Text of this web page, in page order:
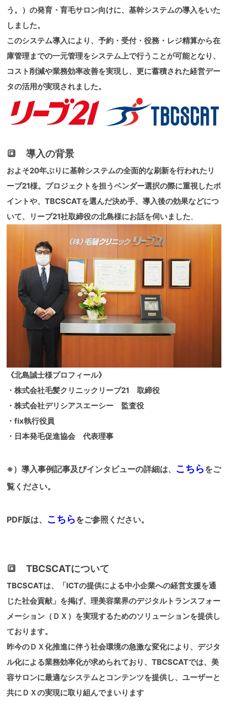
う。）の発育・育毛サロン向けに、基幹システムの導入をいた
しました。
このシステム導入により、予約・受付・役務・レジ精算から在
庫管理までの一元管理をシステム上で行うことが可能となり、
コスト削減や業務効率改善を実現し、更に蓄積された経営デー
タの活用が実現されました。
🔳 導入の背景
およそ20年ぶりに基幹システムの全面的な刷新を行われたリ
ーブ21様。プロジェクトを担うベンダー選択の際に重視したポ
イントや、TBCSCATを選んだ決め手、導入後の効果などにつ
いて、リーブ21社取締役の北島様にお話を伺いました。
《北島誠士様プロフィール》
・株式会社毛髪クリニックリーブ21 取締役
・株式会社デリシアスエーシー 監査役
・fix執行役員
・日本発毛促進協会 代表理事
※）導入事例記事及びインタビューの詳細は、 こちらをご
覧ください。
PDF版は、 こちらをご参照ください。
🔳 TBCSCATについて
TBCSCATは、「ICTの提供による中小企業への経営支援を通
じた社会貢献」を掲げ、理美容業界のデジタルトランスフォー
メーション（ＤＸ）を実現するためのソリューションを提供し
ております。
昨今のＤＸ化推進に伴う社会環境の急激な変化により、デジタ
ル化による業務効率化が求められており、TBCSCATでは、美
容サロンに最適なシステムとコンテンツを提供し、ユーザーと
共にＤＸの実現に取り組んでまいります